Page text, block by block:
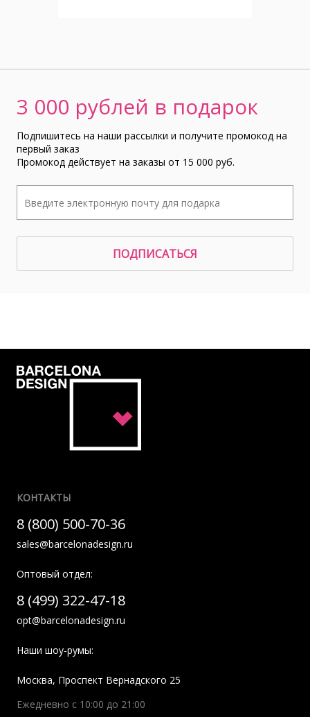
3 000 рублей в подарок
Подпишитесь на наши рассылки и получите промокод на
первый заказ
Промокод действует на заказы от 15 000 руб.
ПОДПИСАТЬСЯ
КОНТАКТЫ
8 (800) 500-70-36
sales@barcelonadesign.ru
Оптовый отдел:
8 (499) 322-47-18
opt@barcelonadesign.ru
Наши шоу-румы:
Москва, Проспект Вернадского 25
Ежедневно с 10:00 до 21:00